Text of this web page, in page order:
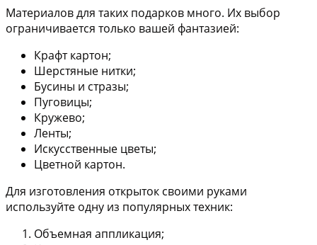
Материалов для таких подарков много. Их выбор
ограничивается только вашей фантазией:
Крафт картон;
Шерстяные нитки;
Бусины и стразы;
Пуговицы;
Кружево;
Ленты;
Искусственные цветы;
Цветной картон.
Для изготовления открыток своими руками
используйте одну из популярных техник:
Объемная аппликация;